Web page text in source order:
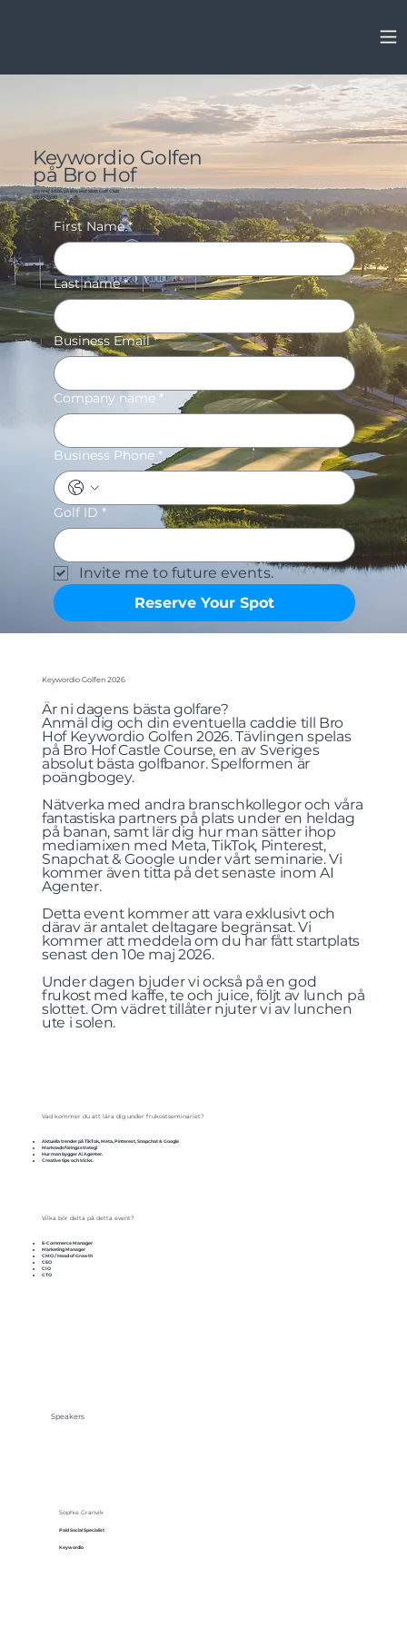
Keywordio Golfen
på Bro Hof
21a Maj 2026, på Bro Hof Slott Golf Club
08:00-16:00
First Name *
Last name *
Business Email *
Company name *
Business Phone *
Golf ID *
Invite me to future events.
Reserve Your Spot
Keywordio Golfen 2026
Är ni dagens bästa golfare?
Anmäl dig och din eventuella caddie till Bro
Hof Keywordio Golfen 2026. Tävlingen spelas
på Bro Hof Castle Course, en av Sveriges
absolut bästa golfbanor. Spelformen är
poängbogey.
Nätverka med andra branschkollegor och våra
fantastiska partners på plats under en heldag
på banan, samt lär dig hur man sätter ihop
mediamixen med Meta, TikTok, Pinterest,
Snapchat & Google under vårt seminarie. Vi
kommer även titta på det senaste inom AI
Agenter.
Detta event kommer att vara exklusivt och
därav är antalet deltagare begränsat. Vi
kommer att meddela om du har fått startplats
senast den 10e maj 2026.
Under dagen bjuder vi också på en god
frukost med kaffe, te och juice, följt av lunch på
slottet. Om vädret tillåter njuter vi av lunchen
ute i solen.
Vad kommer du att lära dig under frukostseminariet?
Aktuella trender på TikTok, Meta, Pinterest, Snapchat & Google
Marknadsföringsstrategi
Hur man bygger Ai Agenter.
Creative tips och tricks.
Vilka bör delta på detta event?
E-Commerce Manager
Marketing Manager
CMO / Head of Growth
CEO
CIO
CTO
Speakers
Sophie Granvik
Paid Social Specialist
Keywordio